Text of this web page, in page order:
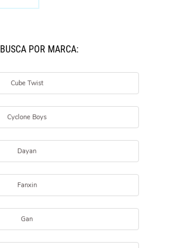
BUSCÁ POR MARCA:
Cube Twist
Cyclone Boys
Dayan
Fanxin
Gan